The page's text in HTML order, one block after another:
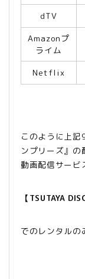
dTV
Amazonプ
ライム
Netflix
このように上記
ンプリーズ』の
動画配信サービ
【TSUTAYA
でのレンタルの